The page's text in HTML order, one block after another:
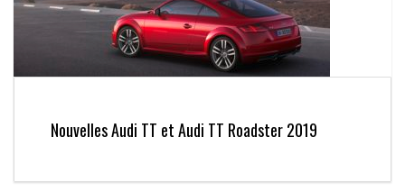
Nouvelles Audi TT et Audi TT Roadster 2019